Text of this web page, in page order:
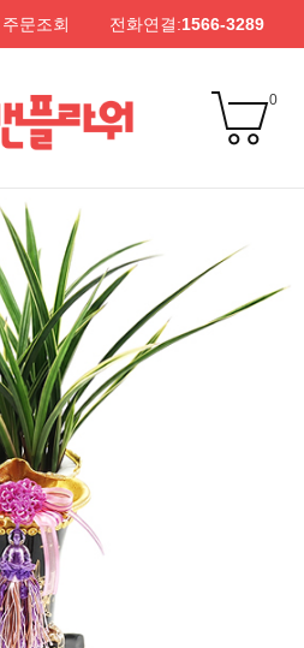
주문조회 전화연결:1566-3289
0